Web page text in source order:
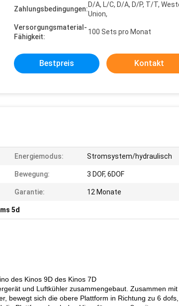
Zahlungsbedingungen:
D/A, L/C, D/A, D/P, T/T,
Union,
Versorgungsmaterial-
Fähigkeit:
100 Sets pro Monat
Bestpreis Kontakt
Energiemodus: Stromsystem/hydraulisch
Bewegung: 3 DOF, 6DOF
Garantie: 12 Monate
5d
des Kinos 9D des Kinos 7D
und Luftkühler zusammengebaut. Zusammen mit
bewegt sich die obere Plattform in Richtung zu 6 dofs,